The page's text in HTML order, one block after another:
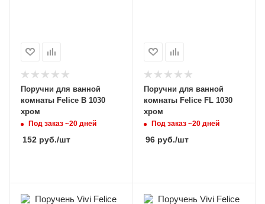
Поручни для ванной
комнаты Felice B 1030
хром
Под заказ ~20 дней
152 руб./шт
Поручни для ванной
комнаты Felice FL 1030
хром
Под заказ ~20 дней
96руб./шт